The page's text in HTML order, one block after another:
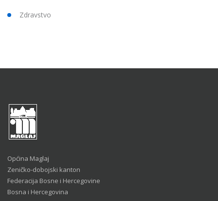
Zdravstvo
Općina Maglaj
Zeničko-dobojski kanton
Federacija Bosne i Hercegovine
Bosna i Hercegovina